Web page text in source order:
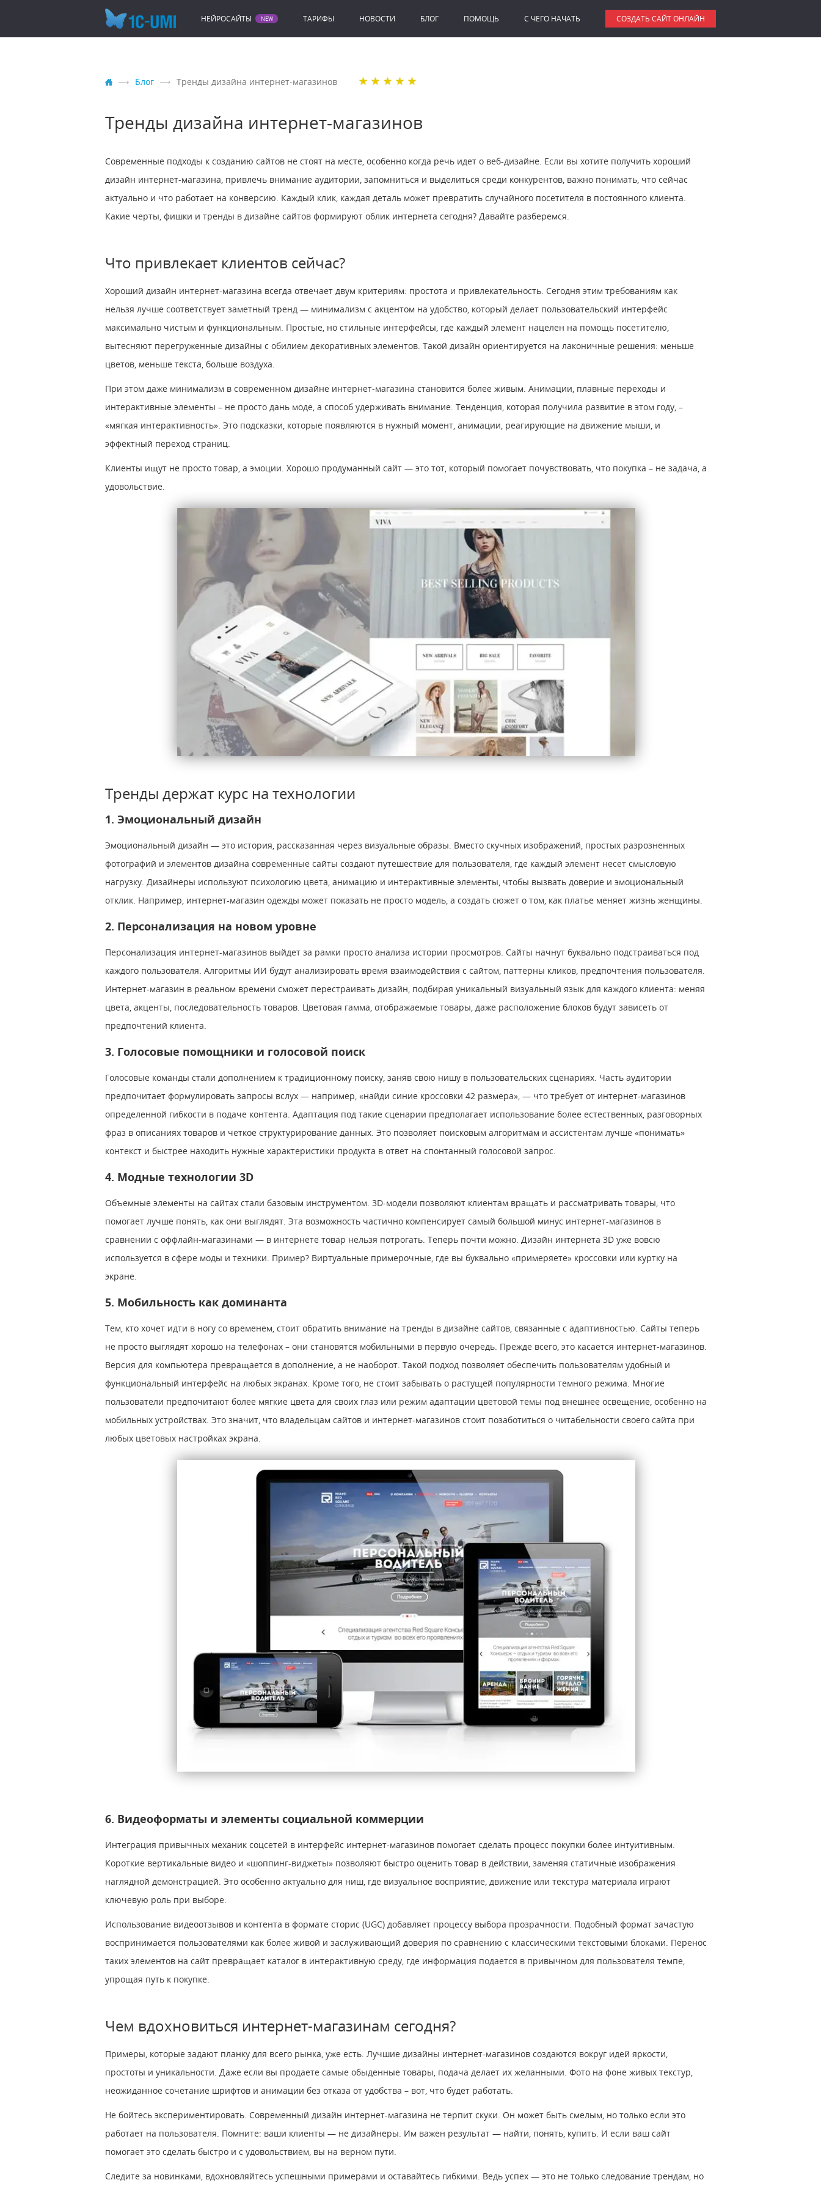
НЕЙРОСАЙТЫ ТАРИФЫ НОВОСТИ БЛОГ ПОМОЩЬ C ЧЕГО НАЧАТЬ СОЗДАТЬ САЙТ ОНЛАЙН
Блог Тренды дизайна интернет-магазинов
Тренды дизайна интернет-магазинов
Современные подходы к созданию сайтов не стоят на месте, особенно когда речь идет о веб-дизайне. Если вы хотите получить хороший
дизайн интернет-магазина, привлечь внимание аудитории, запомниться и выделиться среди конкурентов, важно понимать, что сейчас
актуально и что работает на конверсию. Каждый клик, каждая деталь может превратить случайного посетителя в постоянного клиента.
Какие черты, фишки и тренды в дизайне сайтов формируют облик интернета сегодня? Давайте разберемся.
Что привлекает клиентов сейчас?
Хороший дизайн интернет-магазина всегда отвечает двум критериям: простота и привлекательность. Сегодня этим требованиям как
нельзя лучше соответствует заметный тренд ― минимализм с акцентом на удобство, который делает пользовательский интерфейс
максимально чистым и функциональным. Простые, но стильные интерфейсы, где каждый элемент нацелен на помощь посетителю,
вытесняют перегруженные дизайны с обилием декоративных элементов. Такой дизайн ориентируется на лаконичные решения: меньше
цветов, меньше текста, больше воздуха.
При этом даже минимализм в современном дизайне интернет-магазина становится более живым. Анимации, плавные переходы и
интерактивные элементы – не просто дань моде, а способ удерживать внимание. Тенденция, которая получила развитие в этом году, –
«мягкая интерактивность». Это подсказки, которые появляются в нужный момент, анимации, реагирующие на движение мыши, и
эффектный переход страниц.
Клиенты ищут не просто товар, а эмоции. Хорошо продуманный сайт — это тот, который помогает почувствовать, что покупка – не задача, а
удовольствие.
Тренды держат курс на технологии
1. Эмоциональный дизайн
Эмоциональный дизайн — это история, рассказанная через визуальные образы. Вместо скучных изображений, простых разрозненных
фотографий и элементов дизайна современные сайты создают путешествие для пользователя, где каждый элемент несет смысловую
нагрузку. Дизайнеры используют психологию цвета, анимацию и интерактивные элементы, чтобы вызвать доверие и эмоциональный
отклик. Например, интернет-магазин одежды может показать не просто модель, а создать сюжет о том, как платье меняет жизнь женщины.
2. Персонализация на новом уровне
Персонализация интернет-магазинов выйдет за рамки просто анализа истории просмотров. Сайты начнут буквально подстраиваться под
каждого пользователя. Алгоритмы ИИ будут анализировать время взаимодействия с сайтом, паттерны кликов, предпочтения пользователя.
Интернет-магазин в реальном времени сможет перестраивать дизайн, подбирая уникальный визуальный язык для каждого клиента: меняя
цвета, акценты, последовательность товаров. Цветовая гамма, отображаемые товары, даже расположение блоков будут зависеть от
предпочтений клиента.
3. Голосовые помощники и голосовой поиск
Голосовые команды стали дополнением к традиционному поиску, заняв свою нишу в пользовательских сценариях. Часть аудитории
предпочитает формулировать запросы вслух — например, «найди синие кроссовки 42 размера», — что требует от интернет-магазинов
определенной гибкости в подаче контента. Адаптация под такие сценарии предполагает использование более естественных, разговорных
фраз в описаниях товаров и четкое структурирование данных. Это позволяет поисковым алгоритмам и ассистентам лучше «понимать»
контекст и быстрее находить нужные характеристики продукта в ответ на спонтанный голосовой запрос.
4. Модные технологии 3D
Объемные элементы на сайтах стали базовым инструментом. 3D-модели позволяют клиентам вращать и рассматривать товары, что
помогает лучше понять, как они выглядят. Эта возможность частично компенсирует самый большой минус интернет-магазинов в
сравнении с оффлайн-магазинами ― в интернете товар нельзя потрогать. Теперь почти можно. Дизайн интернета 3D уже вовсю
используется в сфере моды и техники. Пример? Виртуальные примерочные, где вы буквально «примеряете» кроссовки или куртку на
экране.
5. Мобильность как доминанта
Тем, кто хочет идти в ногу со временем, стоит обратить внимание на тренды в дизайне сайтов, связанные с адаптивностью. Сайты теперь
не просто выглядят хорошо на телефонах – они становятся мобильными в первую очередь. Прежде всего, это касается интернет-магазинов.
Версия для компьютера превращается в дополнение, а не наоборот. Такой подход позволяет обеспечить пользователям удобный и
функциональный интерфейс на любых экранах. Кроме того, не стоит забывать о растущей популярности темного режима. Многие
пользователи предпочитают более мягкие цвета для своих глаз или режим адаптации цветовой темы под внешнее освещение, особенно на
мобильных устройствах. Это значит, что владельцам сайтов и интернет-магазинов стоит позаботиться о читабельности своего сайта при
любых цветовых настройках экрана.
6. Видеоформаты и элементы социальной коммерции
Интеграция привычных механик соцсетей в интерфейс интернет-магазинов помогает сделать процесс покупки более интуитивным.
Короткие вертикальные видео и «шоппинг-виджеты» позволяют быстро оценить товар в действии, заменяя статичные изображения
наглядной демонстрацией. Это особенно актуально для ниш, где визуальное восприятие, движение или текстура материала играют
ключевую роль при выборе.
Использование видеоотзывов и контента в формате сторис (UGC) добавляет процессу выбора прозрачности. Подобный формат зачастую
воспринимается пользователями как более живой и заслуживающий доверия по сравнению с классическими текстовыми блоками. Перенос
таких элементов на сайт превращает каталог в интерактивную среду, где информация подается в привычном для пользователя темпе,
упрощая путь к покупке.
Чем вдохновиться интернет-магазинам сегодня?
Примеры, которые задают планку для всего рынка, уже есть. Лучшие дизайны интернет-магазинов создаются вокруг идей яркости,
простоты и уникальности. Даже если вы продаете самые обыденные товары, подача делает их желанными. Фото на фоне живых текстур,
неожиданное сочетание шрифтов и анимации без отказа от удобства – вот, что будет работать.
Не бойтесь экспериментировать. Современный дизайн интернет-магазина не терпит скуки. Он может быть смелым, но только если это
работает на пользователя. Помните: ваши клиенты — не дизайнеры. Им важен результат — найти, понять, купить. И если ваш сайт
помогает это сделать быстро и с удовольствием, вы на верном пути.
Следите за новинками, вдохновляйтесь успешными примерами и оставайтесь гибкими. Ведь успех — это не только следование трендам, но